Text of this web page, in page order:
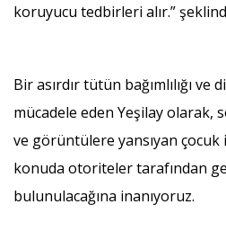
koruyucu tedbirleri alır.”
Bir asırdır tütün bağımlılığı ve
mücadele eden Yeşilay
ve görüntülere yansıyan çocuk
konuda otoriteler tarafından
bulunulacağına inanıyoruz.